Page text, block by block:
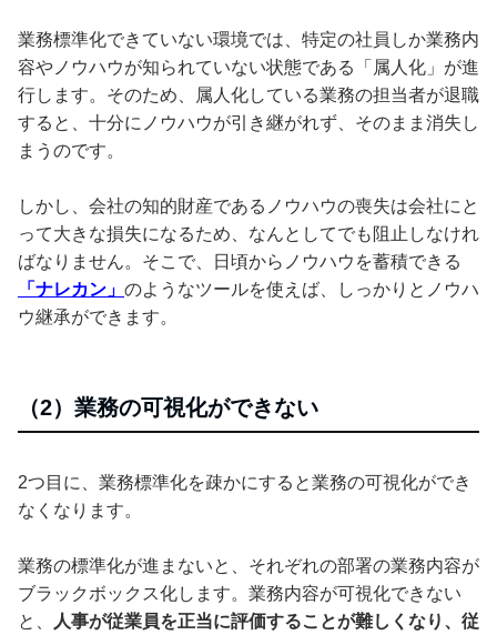
業務標準化できていない環境では、特定の社員しか業務内
容やノウハウが知られていない状態である「属人化」が進
行します。そのため、属人化している業務の担当者が退職
すると、十分にノウハウが引き継がれず、そのまま消失し
まうのです。
しかし、会社の知的財産であるノウハウの喪失は会社にと
って大きな損失になるため、なんとしてでも阻止しなけれ
ばなりません。そこで、日頃からノウハウを蓄積できる
「ナレカン」 のようなツールを使えば、しっかりとノウハ
ウ継承ができます。
（2）業務の可視化ができない
2つ目に、業務標準化を疎かにすると業務の可視化ができ
なくなります。
業務の標準化が進まないと、それぞれの部署の業務内容が
ブラックボックス化します。業務内容が可視化できない
と、
人事が従業員を正当に評価することが難しくなり、従